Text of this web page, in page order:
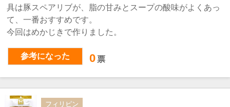
具は豚スペアリブが、脂の甘みとスープの酸味がよくあっ
て、一番おすすめです。
今回はめかじきで作りました。
参考になった 0 票
フィリピン